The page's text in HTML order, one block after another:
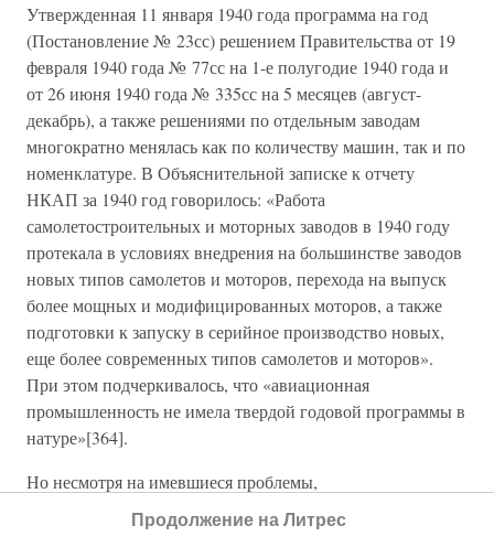
Утвержденная 11 января 1940 года программа на год
(Постановление № 23сс) решением Правительства от 19
февраля 1940 года № 77сс на 1-е полугодие 1940 года и
от 26 июня 1940 года № 335сс на 5 месяцев (август-
декабрь), а также решениями по отдельным заводам
многократно менялась как по количеству машин, так и по
номенклатуре. В Объяснительной записке к отчету
НКАП за 1940 год говорилось: «Работа
самолетостроительных и моторных заводов в 1940 году
протекала в условиях внедрения на большинстве заводов
новых типов самолетов и моторов, перехода на выпуск
более мощных и модифицированных моторов, а также
подготовки к запуску в серийное производство новых,
еще более современных типов самолетов и моторов».
При этом подчеркивалось, что «авиационная
промышленность не имела твердой годовой программы в
натуре»[364].
Но несмотря на имевшиеся проблемы,
авиапромышленность выполнила план по валовой — на
102 %, по товарной — на 98 %, а по оборонной
Продолжение на Литрес